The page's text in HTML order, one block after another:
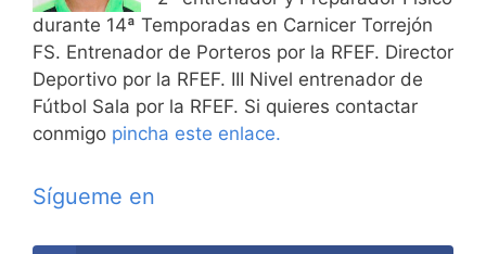
durante 14ª Temporadas en Carnicer Torrejón
FS. Entrenador de Porteros por la RFEF. Director
Deportivo por la RFEF. III Nivel entrenador de
Fútbol Sala por la RFEF. Si quieres contactar
conmigo pincha este enlace.
Sígueme en